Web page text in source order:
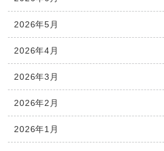
2026年5月
2026年4月
2026年3月
2026年2月
2026年1月